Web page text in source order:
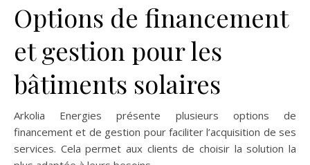
Options de financement
et gestion pour les
bâtiments solaires
Arkolia Energies présente plusieurs options de
financement et de gestion pour faciliter l’acquisition de ses
services. Cela permet aux clients de choisir la solution la